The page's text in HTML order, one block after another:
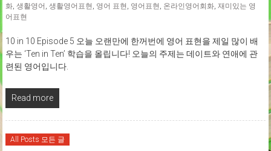
화, 생활영어 , 생활영어표현 , 영어 표현 , 영어표현 , 온라인영어회화, 재미있는 영
어표현
10 in 10 Episode 5 오늘 오랜만에 한꺼번에 영어 표현을 제일 많이 배
우는 ‘Ten in Ten’ 학습을 올립니다! 오늘의 주제는 데이트와 연애에 관
련된 영어입니다.
Read more
All Posts 모든 글